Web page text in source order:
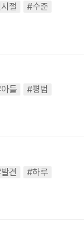
절
#수준
들
#평범
견
#하루